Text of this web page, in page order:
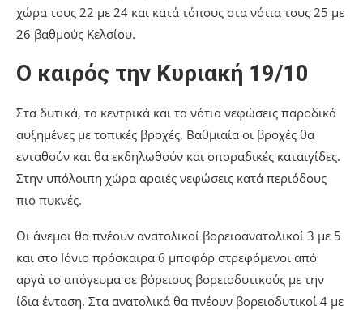
χώρα τους 22 με 24 και κατά τόπους στα νότια τους 25 με
26 βαθμούς Κελσίου.
Ο καιρός την Κυριακή 19/10
Στα δυτικά, τα κεντρικά και τα νότια νεφώσεις παροδικά
αυξημένες με τοπικές βροχές. Βαθμιαία οι βροχές θα
ενταθούν και θα εκδηλωθούν και σποραδικές καταιγίδες.
Στην υπόλοιπη χώρα αραιές νεφώσεις κατά περιόδους
πιο πυκνές.
Οι άνεμοι θα πνέουν ανατολικοί βορειοανατολικοί 3 με 5
και στο Ιόνιο πρόσκαιρα 6 μποφόρ στρεφόμενοι από
αργά το απόγευμα σε βόρειους βορειοδυτικούς με την
ίδια ένταση. Στα ανατολικά θα πνέουν βορειοδυτικοί 4 με